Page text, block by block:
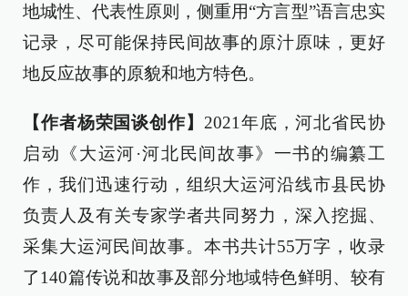
地城性、代表性原则，侧重用“方言型”语言忠实
记录，尽可能保持民间故事的原汁原味，更好
地反应故事的原貌和地方特色。
【作者杨荣国谈创作】 2021年底，河北省民协
启动《大运河·河北民间故事》一书的编纂工
作，我们迅速行动，组织大运河沿线市县民协
负责人及有关专家学者共同努力，深入挖掘、
采集大运河民间故事。本书共计55万字，收录
了140篇传说和故事及部分地域特色鲜明、较有